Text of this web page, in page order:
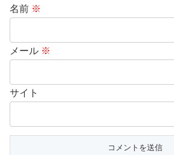
名前 ※
メール ※
サイト